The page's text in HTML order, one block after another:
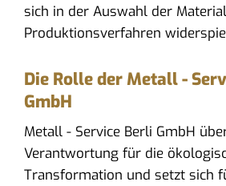
sich in der Auswahl der
Produktionsverfahren
Die Rolle der Metall -
GmbH
Metall - Service Berli GmbH
Verantwortung für die
Transformation und setzt sich